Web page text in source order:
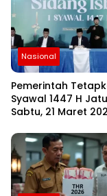
Nasional
Pemerintah
Syawal 1447 H
Sabtu, 21 Maret